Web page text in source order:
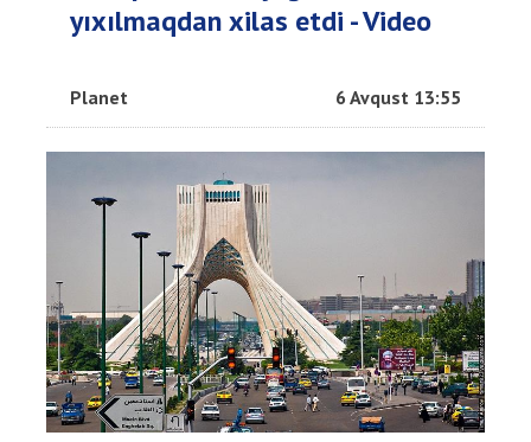
yıxılmaqdan xilas etdi - Video
Planet 6 Avqust 13:55